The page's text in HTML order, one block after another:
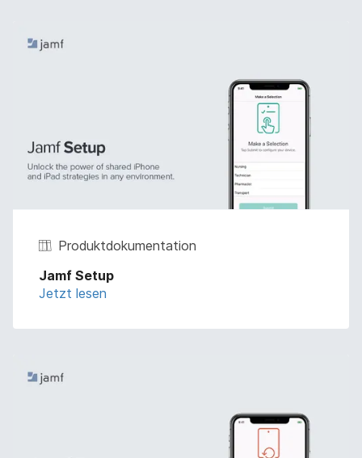
Produktdokumentation
Jamf Setup
Jetzt lesen